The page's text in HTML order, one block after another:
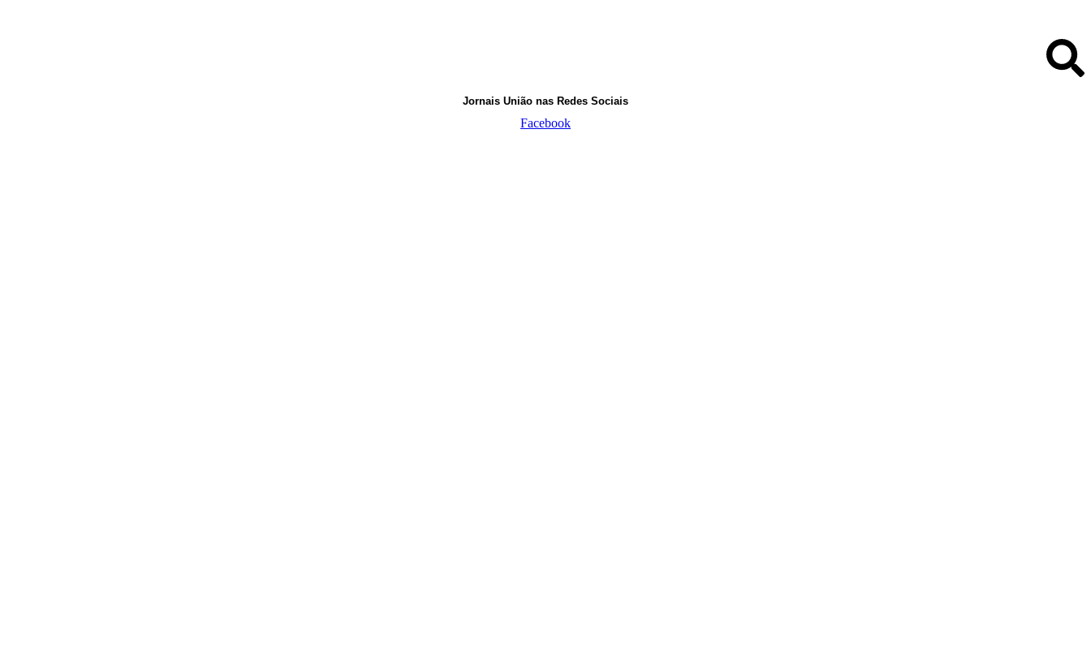
Jornais União nas Redes Sociais
Facebook